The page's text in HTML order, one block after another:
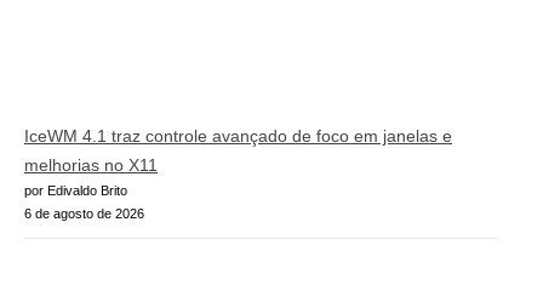
IceWM 4.1 traz controle avançado de foco em janelas e
melhorias no X11
por Edivaldo Brito
6 de agosto de 2026